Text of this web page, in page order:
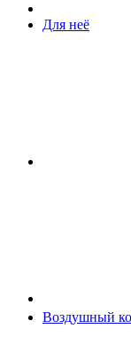
Для неё
Воздушный